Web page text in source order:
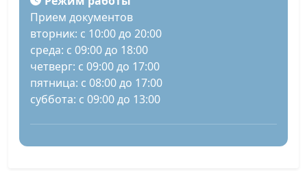
Прием документов
вторник: с 10:00 до 20:00
среда: с 09:00 до 18:00
четверг: с 09:00 до 17:00
пятница: с 08:00 до 17:00
суббота: с 09:00 до 13:00